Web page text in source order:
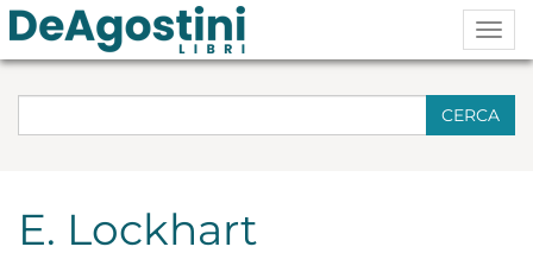
CERCA
E. Lockhart